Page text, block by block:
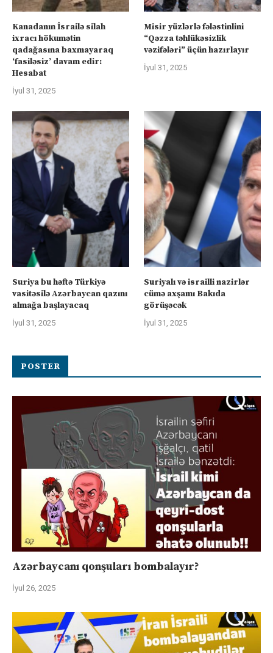
Kanadanın İsrailə silah
ixracı hökumətin
qadağasına baxmayaraq
‘fasiləsiz’ davam edir:
Hesabat
İyul 31, 2025
Misir yüzlərlə fələstinlini
“Qəzza təhlükəsizlik
vəzifələri” üçün hazırlayır
İyul 31, 2025
Suriya bu həftə Türkiyə
vasitəsilə Azərbaycan qazını
almağa başlayacaq
İyul 31, 2025
Suriyalı və israilli nazirlər
cümə axşamı Bakıda
görüşəcək
İyul 31, 2025
POSTER
Azərbaycanı qonşuları bombalayır?
İyul 26, 2025